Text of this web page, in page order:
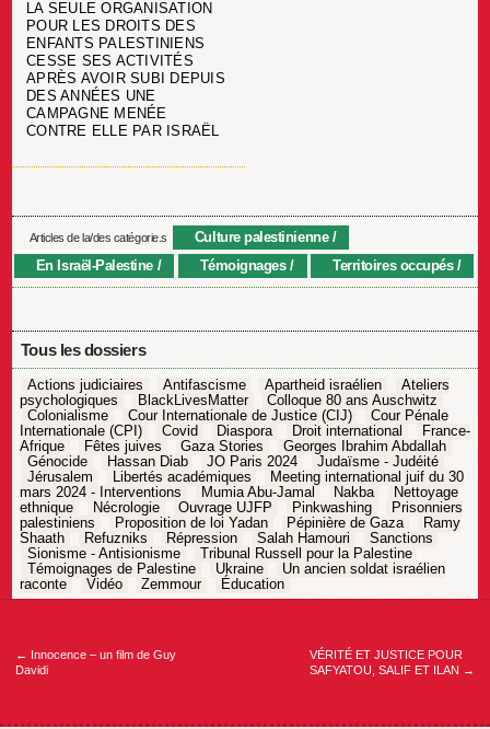
LA SEULE ORGANISATION
POUR LES DROITS DES
ENFANTS PALESTINIENS
CESSE SES ACTIVITÉS
APRÈS AVOIR SUBI DEPUIS
DES ANNÉES UNE
CAMPAGNE MENÉE
CONTRE ELLE PAR ISRAËL
Articles de la/des catégorie.s
Culture palestinienne
En Israël-Palestine
Témoignages Territoires occupés
Tous les dossiers
Actions judiciaires Antifascisme Apartheid israélien
Ateliers
psychologiques
BlackLivesMatter
Colloque 80 ans Auschwitz
Colonialisme
Cour Internationale de Justice (CIJ)
Cour Pénale
Internationale (CPI)
Covid Diaspora Droit international
France-
Afrique
Fêtes juives Gaza Stories
Georges Ibrahim Abdallah
Génocide
Hassan Diab JO Paris 2024
Judaïsme - Judéité
Jérusalem
Libertés académiques
Meeting international juif du 30
mars 2024 - Interventions
Mumia Abu-Jamal Nakba
Nettoyage
ethnique
Nécrologie Ouvrage UJFP Pinkwashing
Prisonniers
palestiniens
Proposition de loi Yadan Pépinière de Gaza
Ramy
Shaath
Refuzniks Répression Salah Hamouri
Sanctions
Sionisme - Antisionisme
Tribunal Russell pour la Palestine
Témoignages de Palestine
Ukraine
Un ancien soldat israélien
raconte
Vidéo Zemmour Éducation
Navigation
← Innocence – un film de Guy
Davidi
VÉRITÉ ET JUSTICE POUR
SAFYATOU, SALIF ET ILAN →